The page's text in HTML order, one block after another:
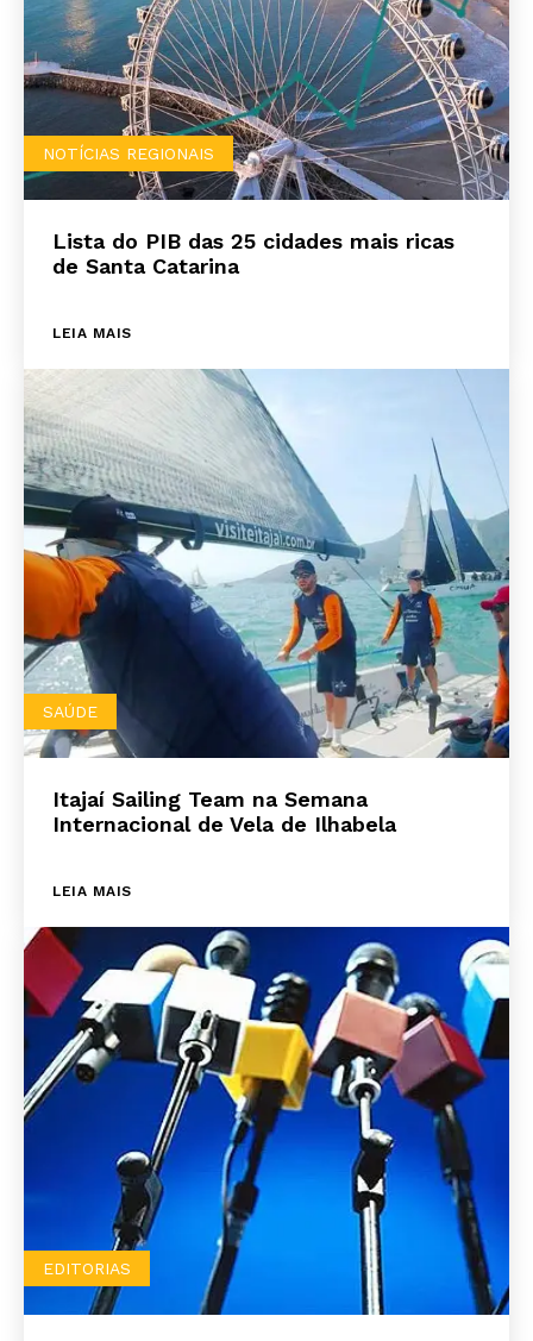
NOTÍCIAS REGIONAIS
Lista do PIB das 25 cidades mais ricas
de Santa Catarina
LEIA MAIS
SAÚDE
Itajaí Sailing Team na Semana
Internacional de Vela de Ilhabela
LEIA MAIS
EDITORIAS